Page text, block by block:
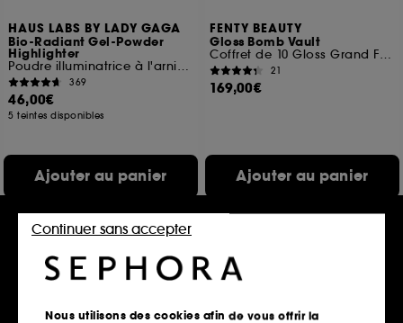
HAUS LABS BY LADY GAGA
Bio-Radiant Gel-Powder
Highlighter
Poudre illuminatrice à l'arnica fermentée
369
46,00€
5 teintes disponibles
Ajouter au panier
FENTY BEAUTY
Gloss Bomb Vault
Coffret de 10 Gloss Grand Format
21
169,00€
Ajouter au panier
Nous utilisons des cookies afin de vous offrir la
Continuer sans accepter